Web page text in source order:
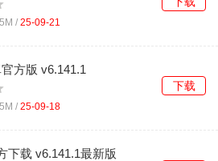
/ 25-09-21
方版 v6.141.1
/ 25-09-18
下载
下载 v6.141.1最新版